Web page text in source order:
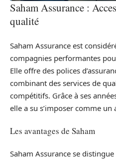
Saham Assurance :
qualité
Saham Assurance est
compagnies performantes
Elle offre des polices
combinant des services de
compétitifs. Grâce à ses
elle a su s’imposer comme un
Les avantages de Saham
Saham Assurance se